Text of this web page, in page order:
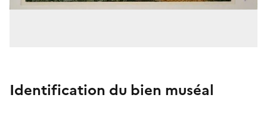
Identification du bien muséal